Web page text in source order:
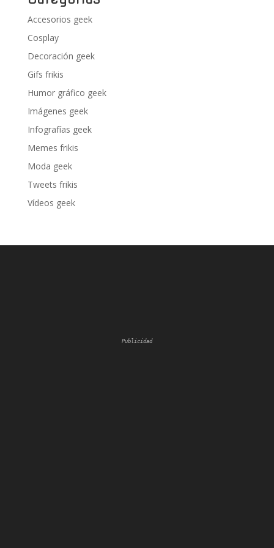
Accesorios geek
Cosplay
Decoración geek
Gifs frikis
Humor gráfico geek
Imágenes geek
Infografías geek
Memes frikis
Moda geek
Tweets frikis
Vídeos geek
Publicidad